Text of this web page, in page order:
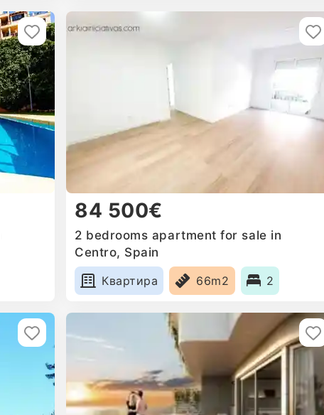
84 500€
2 bedrooms apartment for sale in
Centro, Spain
Квартира
66m2 2